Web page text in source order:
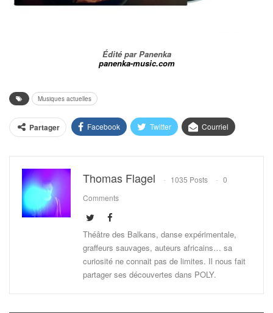
Édité par Panenka
panenka-music.com
Musiques actuelles
Partager Facebook Twitter Courriel
Thomas Flagel 1035 Posts
0
Comments
Théâtre des Balkans, danse expérimentale,
graffeurs sauvages, auteurs africains… sa
curiosité ne connait pas de limites. Il nous fait
partager ses découvertes dans POLY.